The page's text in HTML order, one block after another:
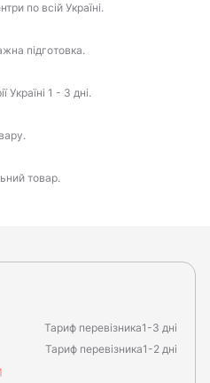
по всій Україні.
підготовка.
Україні 1 - 3 дні.
товар.
Тариф перевізника1-3 дні
Тариф перевізника1-2 дні